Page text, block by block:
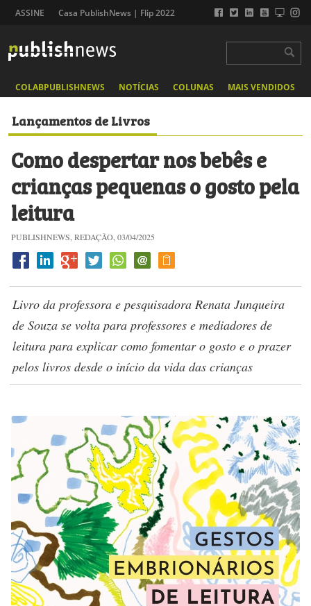
ASSINE Casa PublishNews | Flip 2022
COLABPUBLISHNEWS NOTÍCIAS COLUNAS MAIS VENDIDOS
Lançamentos de Livros
Como despertar nos bebês e
crianças pequenas o gosto pela
leitura
PUBLISHNEWS, REDAÇÃO, 03/04/2025
Livro da professora e pesquisadora Renata Junqueira
de Souza se volta para professores e mediadores de
leitura para explicar como fomentar o gosto e o prazer
pelos livros desde o início da vida das crianças